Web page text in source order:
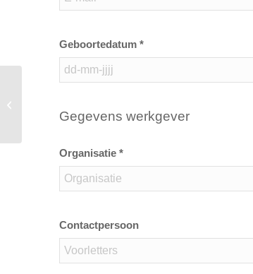
Geboortedatum *
Gegevens werkgever
Organisatie *
Contactpersoon